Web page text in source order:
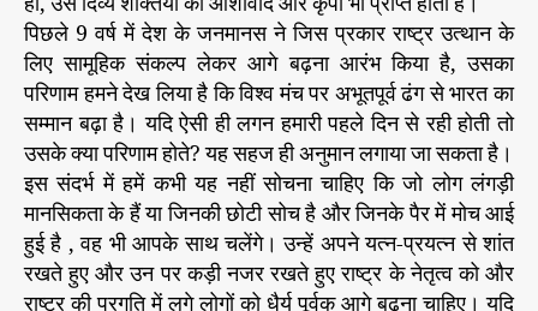
पिछले 9 वर्ष में देश के जनमानस ने जिस प्रकार राष्ट्र उत्थान के
लिए सामूहिक संकल्प लेकर आगे बढ़ना आरंभ किया है, उसका
परिणाम हमने देख लिया है कि विश्व मंच पर अभूतपूर्व ढंग से भारत का
सम्मान बढ़ा है। यदि ऐसी ही लगन हमारी पहले दिन से रही होती तो
उसके क्या परिणाम होते? यह सहज ही अनुमान लगाया जा सकता है।
इस संदर्भ में हमें कभी यह नहीं सोचना चाहिए कि जो लोग लंगड़ी
मानसिकता के हैं या जिनकी छोटी सोच है और जिनके पैर में मोच आई
हुई है , वह भी आपके साथ चलेंगे। उन्हें अपने यत्न-प्रयत्न से शांत
रखते हुए और उन पर कड़ी नजर रखते हुए राष्ट्र के नेतृत्व को और
राष्ट्र की प्रगति में लगे लोगों को धैर्य पूर्वक आगे बढ़ना चाहिए। यदि